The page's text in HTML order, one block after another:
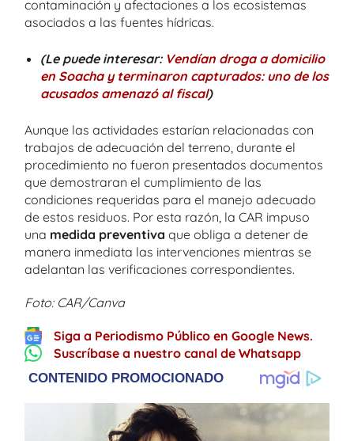
contaminación y afectaciones a los ecosistemas
asociados a las fuentes hídricas.
(Le puede interesar: Vendían droga a domicilio
en Soacha y terminaron capturados: uno de los
acusados amenazó al fiscal)
Aunque las actividades estarían relacionadas con
trabajos de adecuación del terreno, durante el
procedimiento no fueron presentados documentos
que demostraran el cumplimiento de las
condiciones requeridas para el manejo adecuado
de estos residuos. Por esta razón, la CAR impuso
una medida preventiva que obliga a detener de
manera inmediata las intervenciones mientras se
adelantan las verificaciones correspondientes.
Foto: CAR/Canva
Siga a Periodismo Público en Google News.
Suscríbase a nuestro canal de Whatsapp